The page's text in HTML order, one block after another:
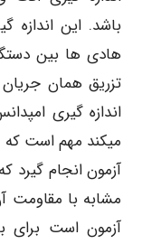
باشد. این اندازه
هادی ها بین
تزریق همان
اندازه گیری
میکند مهم است که
آزمون انجام گیرد
مشابه با مقاومت
آزمون است برای